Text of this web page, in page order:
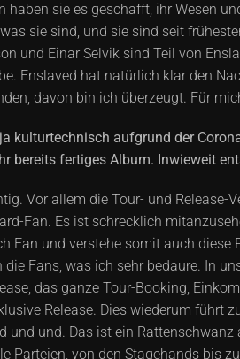
haben sie es geschafft, ihr Wesen
sie sind, und sie sind seit
und Einar Selvik sind Teil von
Enslaved hat natürlich klar den
davon bin ich überzeugt. Für
kulturtechnisch aufgrund der
bereits fertiges Album. Inwieweit
Vor allem die Tour- und
Fan. Es ist schrecklich
Fan und verstehe somit auch
die Fans, was ich sehr bedaure. In
das ganze Tour-Booking,
Release. Dies wiederum führt
und und. Das ist ein
Parteien, von den Stagehands bis